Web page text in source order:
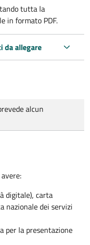
tutta la
in formato PDF.
da allegare
alcun
digitale), carta
nazionale dei servizi
per la presentazione